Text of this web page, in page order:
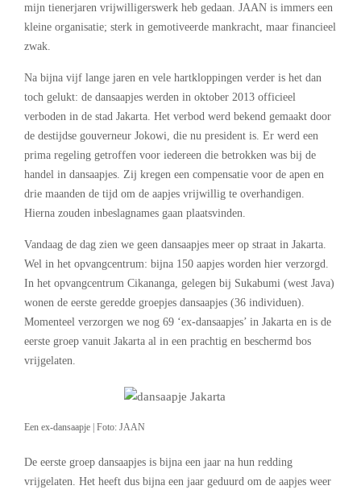
mijn tienerjaren vrijwilligerswerk heb gedaan. JAAN is immers een
kleine organisatie; sterk in gemotiveerde mankracht, maar financieel
zwak.
Na bijna vijf lange jaren en vele hartkloppingen verder is het dan
toch gelukt: de dansaapjes werden in oktober 2013 officieel
verboden in de stad Jakarta. Het verbod werd bekend gemaakt door
de destijdse gouverneur Jokowi, die nu president is. Er werd een
prima regeling getroffen voor iedereen die betrokken was bij de
handel in dansaapjes. Zij kregen een compensatie voor de apen en
drie maanden de tijd om de aapjes vrijwillig te overhandigen.
Hierna zouden inbeslagnames gaan plaatsvinden.
Vandaag de dag zien we geen dansaapjes meer op straat in Jakarta.
Wel in het opvangcentrum: bijna 150 aapjes worden hier verzorgd.
In het opvangcentrum Cikananga, gelegen bij Sukabumi (west Java)
wonen de eerste geredde groepjes dansaapjes (36 individuen).
Momenteel verzorgen we nog 69 ‘ex-dansaapjes’ in Jakarta en is de
eerste groep vanuit Jakarta al in een prachtig en beschermd bos
vrijgelaten.
Een ex-dansaapje | Foto: JAAN
De eerste groep dansaapjes is bijna een jaar na hun redding
vrijgelaten. Het heeft dus bijna een jaar geduurd om de aapjes weer